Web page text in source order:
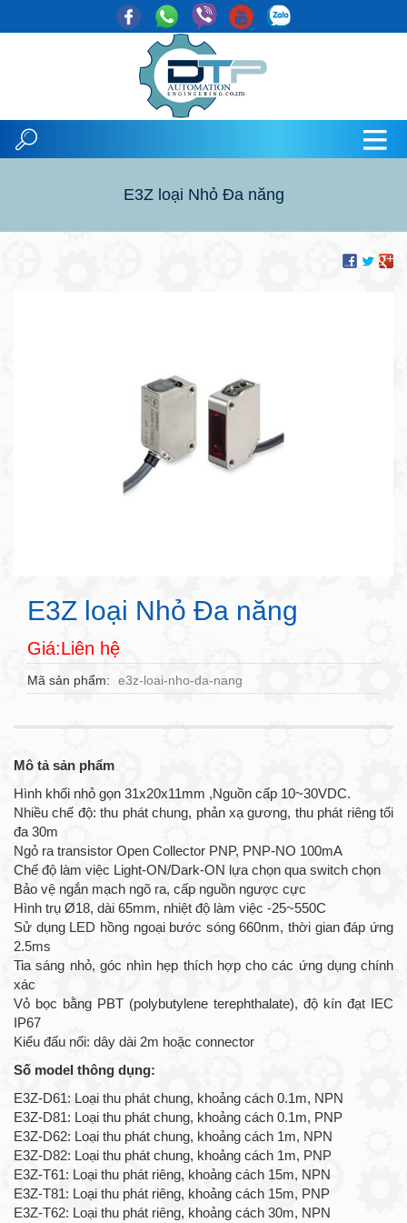
E3Z loại Nhỏ Đa năng
E3Z loại Nhỏ Đa năng
Giá:Liên hệ
Mã sản phẩm e3z-loai-nho-da-nang
Mô tả sản phẩm
Hình khối nhỏ gọn 31x20x11mm ,Nguồn cấp 10~30VDC.
Nhiều chế độ: thu phát chung, phản xạ gương, thu phát riêng tối
đa 30m
Ngỏ ra transistor Open Collector PNP, PNP-NO 100mA
Chế độ làm việc Light-ON/Dark-ON lựa chọn qua switch chọn
Bảo vệ ngắn mạch ngõ ra, cấp nguồn ngược cực
Hình trụ Ø18, dài 65mm, nhiệt độ làm việc -25~550C
Sử dụng LED hồng ngoại bước sóng 660nm, thời gian đáp ứng
2.5ms
Tia sáng nhỏ, góc nhìn hẹp thích hợp cho các ứng dụng chính
xác
Vỏ bọc bằng PBT (polybutylene terephthalate), độ kín đạt IEC
IP67
Kiểu đấu nối: dây dài 2m hoặc connector
Số model thông dụng:
E3Z-D61: Loại thu phát chung, khoảng cách 0.1m, NPN
E3Z-D81: Loại thu phát chung, khoảng cách 0.1m, PNP
E3Z-D62: Loại thu phát chung, khoảng cách 1m, NPN
E3Z-D82: Loại thu phát chung, khoảng cách 1m, PNP
E3Z-T61: Loại thu phát riêng, khoảng cách 15m, NPN
E3Z-T81: Loại thu phát riêng, khoảng cách 15m, PNP
E3Z-T62: Loại thu phát riêng, khoảng cách 30m, NPN